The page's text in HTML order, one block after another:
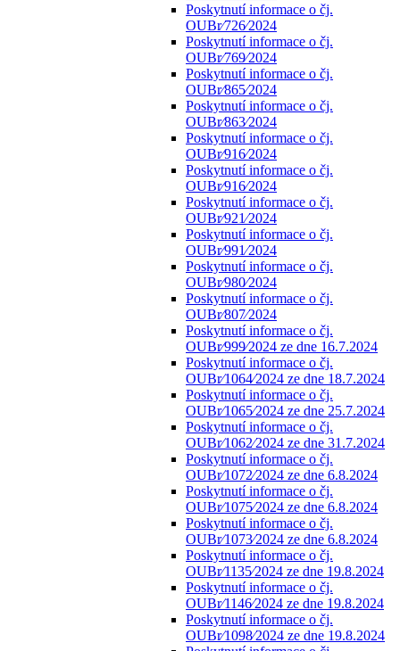
Poskytnutí informace o čj.
OUBr⁄726⁄2024
Poskytnutí informace o čj.
OUBr⁄769⁄2024
Poskytnutí informace o čj.
OUBr⁄865⁄2024
Poskytnutí informace o čj.
OUBr⁄863⁄2024
Poskytnutí informace o čj.
OUBr⁄916⁄2024
Poskytnutí informace o čj.
OUBr⁄916⁄2024
Poskytnutí informace o čj.
OUBr⁄921⁄2024
Poskytnutí informace o čj.
OUBr⁄991⁄2024
Poskytnutí informace o čj.
OUBr⁄980⁄2024
Poskytnutí informace o čj.
OUBr⁄807⁄2024
Poskytnutí informace o čj.
OUBr⁄999⁄2024 ze dne 16.7.2024
Poskytnutí informace o čj.
OUBr⁄1064⁄2024 ze dne 18.7.2024
Poskytnutí informace o čj.
OUBr⁄1065⁄2024 ze dne 25.7.2024
Poskytnutí informace o čj.
OUBr⁄1062⁄2024 ze dne 31.7.2024
Poskytnutí informace o čj.
OUBr⁄1072⁄2024 ze dne 6.8.2024
Poskytnutí informace o čj.
OUBr⁄1075⁄2024 ze dne 6.8.2024
Poskytnutí informace o čj.
OUBr⁄1073⁄2024 ze dne 6.8.2024
Poskytnutí informace o čj.
OUBr⁄1135⁄2024 ze dne 19.8.2024
Poskytnutí informace o čj.
OUBr⁄1146⁄2024 ze dne 19.8.2024
Poskytnutí informace o čj.
OUBr⁄1098⁄2024 ze dne 19.8.2024